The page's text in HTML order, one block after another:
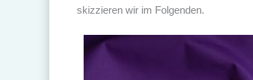
skizzieren wir im Folgenden.